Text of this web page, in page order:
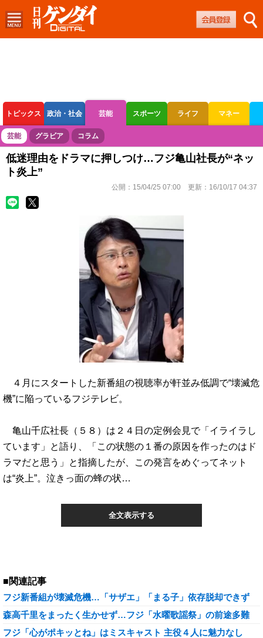
トピックス 政治・社会 芸能 スポーツ ライフ マネー
ボートレース 競輪 オートレース
芸能 グラビア コラム
低迷理由をドラマに押しつけ…フジ亀山社長が“ネッ
ト炎上”
公開： 15/04/25 07:00 更新： 16/10/17 04:37
４月にスタートした新番組の視聴率が軒並み低調で“壊滅危
機”に陥っているフジテレビ。
亀山千広社長（５８）は２４日の定例会見で「イライラし
ています」と語り、「この状態の１番の原因を作ったのはド
ラマだと思う」と指摘したが、この発言をめぐってネット
は“炎上”。泣きっ面の蜂の状…
全文表示する
■関連記事
フジ新番組が壊滅危機…「サザエ」「まる子」依存脱却できず
森高千里をまったく生かせず…フジ「水曜歌謡祭」の前途多難
フジ「心がポキッとね」はミスキャスト 主役４人に魅力なし